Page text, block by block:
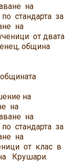
на
стандарта за
на
от двата
община
на
на
на
стандарта за
на
от клас в
Крушари.